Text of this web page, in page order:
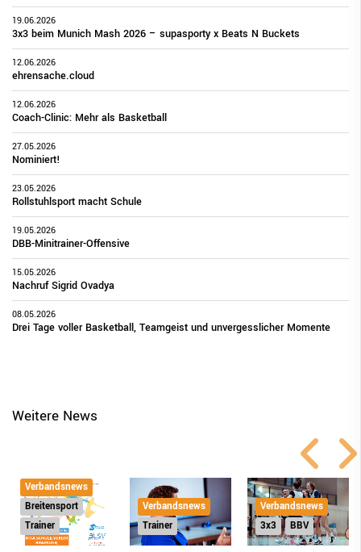
19.06.2026
3x3 beim Munich Mash 2026 – supasporty x Beats N Buckets
12.06.2026
ehrensache.cloud
12.06.2026
Coach-Clinic: Mehr als Basketball
27.05.2026
Nominiert!
23.05.2026
Rollstuhlsport macht Schule
19.05.2026
DBB-Minitrainer-Offensive
15.05.2026
Nachruf Sigrid Ovadya
08.05.2026
Drei Tage voller Basketball, Teamgeist und unvergesslicher Momente
Weitere News
Verbandsnews
Breitensport
Trainer
Verbandsnews
Trainer
Verbandsnews
3x3
BBV